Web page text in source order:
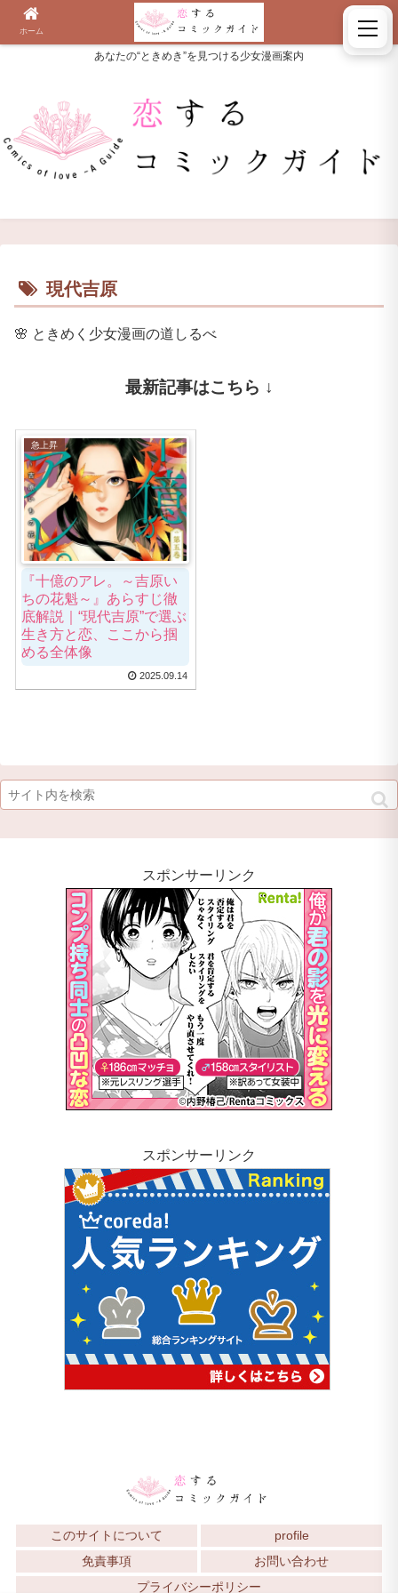
あなたの“ときめき”を見つける少女漫画案内
現代吉原
🌸 ときめく少女漫画の道しるべ
最新記事はこちら ↓
急上昇
『十億のアレ。～吉原い
ちの花魁～』あらすじ徹
底解説｜“現代吉原”で選ぶ
生き方と恋、ここから掴
める全体像
2025.09.14
スポンサーリンク
スポンサーリンク
このサイトについて
profile
免責事項
お問い合わせ
プライバシーポリシー
ホーム 検索